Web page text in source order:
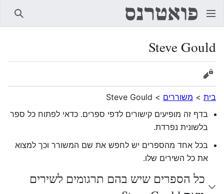
Steve Gould
הצגת מקור
בית > משוררים >
Steve Gould
בדף זה מופיעים קישורים לדפי ספרים. כדאי לפתוח כל ספר
בלשונית נפרדת.
בכל אחד מהספרים יש לחפש את שם המשורר וכך למצוא
את כל השירים שלו.
כל הספרים שיש בהם תרגומים לשירים